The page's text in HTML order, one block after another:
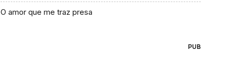
O amor que me traz presa
PUB